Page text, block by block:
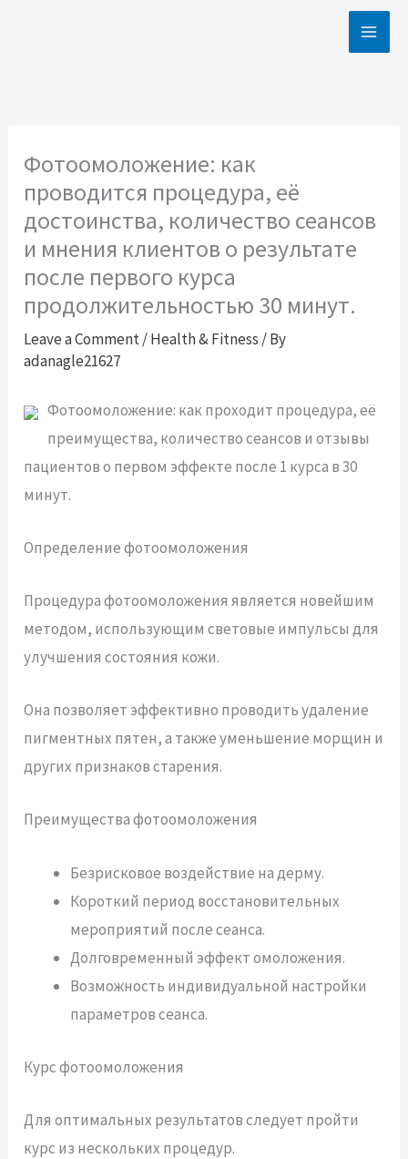
Фотоомоложение: как
проводится процедура, её
достоинства, количество сеансов
и мнения клиентов о результате
после первого курса
продолжительностью 30 минут.
Leave a Comment/Health & Fitness / By
adanagle21627
Фотоомоложение: как проходит процедура, её
преимущества, количество сеансов и отзывы
пациентов о первом эффекте после 1 курса в 30
минут.
Определение фотоомоложения
Процедура фотоомоложения является новейшим
методом, использующим световые импульсы для
улучшения состояния кожи.
Она позволяет эффективно проводить удаление
пигментных пятен, а также уменьшение морщин и
других признаков старения.
Преимущества фотоомоложения
Безрисковое воздействие на дерму.
Короткий период восстановительных
мероприятий после сеанса.
Долговременный эффект омоложения.
Возможность индивидуальной настройки
параметров сеанса.
Курс фотоомоложения
Для оптимальных результатов следует пройти
курс из нескольких процедур.